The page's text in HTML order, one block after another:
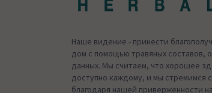
Наше видение - принести
дом с помощью травяных составов,
данных. Мы считаем, что хорошее
доступно каждому, и мы стремимся
благодаря нашей приверженности